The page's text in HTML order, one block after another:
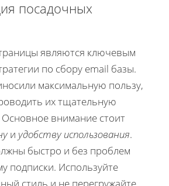
посадочных
являются ключевым
по сбору email базы.
максимальную пользу,
их тщательную
внимание стоит
и удобству использования.
быстро и без проблем
подписки. Используйте